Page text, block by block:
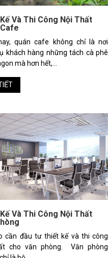
Và Thi Công Nội Thất
quán cafe không chỉ là nơi
khách hàng những tách cà phê
mà hơn hết,...
Và Thi Công Nội Thất
cần đầu tư thiết kế và thi công
cho văn phòng. Văn phòng